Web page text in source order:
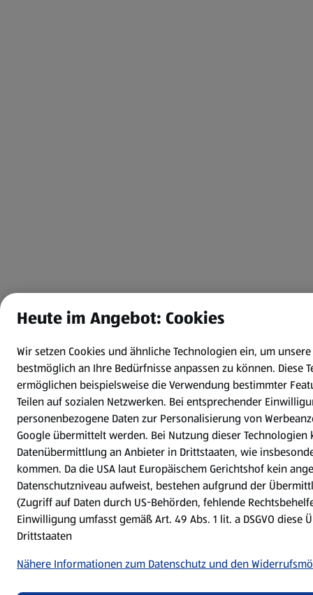
Heute im Angebot: Cookies
Wir setzen Cookies und ähnliche Technologien ein, um
bestmöglich an Ihre Bedürfnisse anpassen zu können. Diese
ermöglichen beispielsweise die Verwendung bestimmter
Teilen auf sozialen Netzwerken. Bei entsprechender
personenbezogene Daten zur Personalisierung von
Google übermittelt werden. Bei Nutzung dieser Technologien
Datenübermittlung an Anbieter in Drittstaaten, wie
kommen. Da die USA laut Europäischem Gerichtshof kein
Datenschutzniveau aufweist, bestehen aufgrund der
(Zugriff auf Daten durch US-Behörden, fehlende
Einwilligung umfasst gemäß Art. 49 Abs. 1 lit. a DSGVO diese
Drittstaaten
Nähere Informationen zum Datenschutz und den